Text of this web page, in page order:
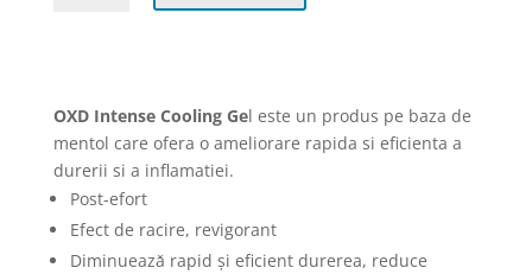
de
racire
-
OXD
Intense
Cooling
OXD Intense Cooling Gel este un produs pe baza de
mentol care ofera o ameliorare rapida si eficienta a
durerii si a inflamatiei.
Post-efort
Efect de racire, revigorant
Diminueazǎ rapid şi eficient durerea, reduce